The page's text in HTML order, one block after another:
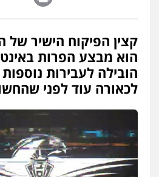
0526409925
עו"ד אלינור
0526577766
עו"ד עמית
משפט פלילי דיני
קצין הפיקוח הישיר של
הוא מבצע הפרות
הובילה לעבירות
לכאורה עוד לפני